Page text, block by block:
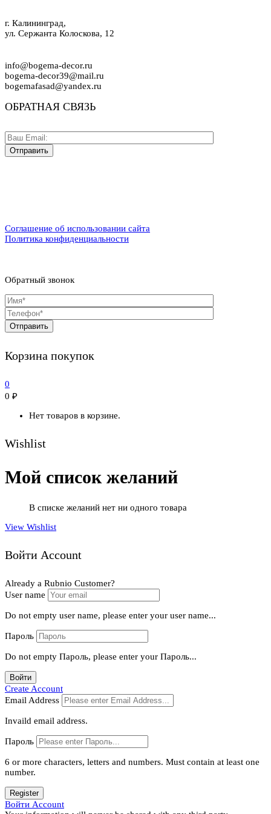
г. Калининград,
ул. Сержанта Колоскова, 12
info@bogema-decor.ru
bogema-decor39@mail.ru
bogemafasad@yandex.ru
ОБРАТНАЯ СВЯЗЬ
Соглашение об использовании сайта
Политика конфиденциальности
Обратный звонок
Корзина покупок
0
0 ₽
Нет товаров в корзине.
Wishlist
Мой список желаний
В списке желаний нет ни одного товара
View Wishlist
Войти Account
Already a Rubnio Customer?
User name
Do not empty user name, please enter your user name...
Пароль
Do not empty Пароль, please enter your Пароль...
Войти
Create Account
Email Address
Invaild email address.
Пароль
6 or more characters, letters and numbers. Must contain at least one
number.
Register
Войти Account